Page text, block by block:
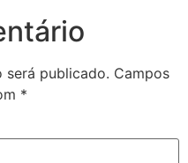
será publicado. Campos
*